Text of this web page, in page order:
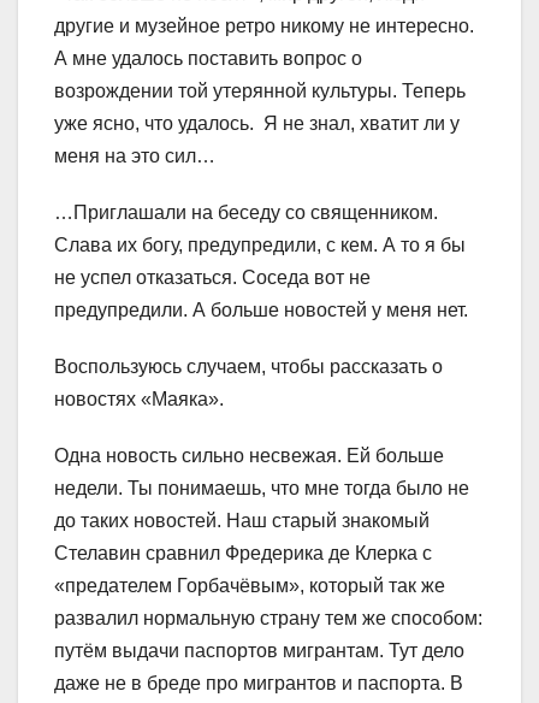
другие и музейное ретро никому не интересно.
А мне удалось поставить вопрос о
возрождении той утерянной культуры. Теперь
уже ясно, что удалось. Я не знал, хватит ли у
меня на это сил…
…Приглашали на беседу со священником.
Слава их богу, предупредили, с кем. А то я бы
не успел отказаться. Соседа вот не
предупредили. А больше новостей у меня нет.
Воспользуюсь случаем, чтобы рассказать о
новостях «Маяка».
Одна новость сильно несвежая. Ей больше
недели. Ты понимаешь, что мне тогда было не
до таких новостей. Наш старый знакомый
Стелавин сравнил Фредерика де Клерка с
«предателем Горбачёвым», который так же
развалил нормальную страну тем же способом:
путём выдачи паспортов мигрантам. Тут дело
даже не в бреде про мигрантов и паспорта. В